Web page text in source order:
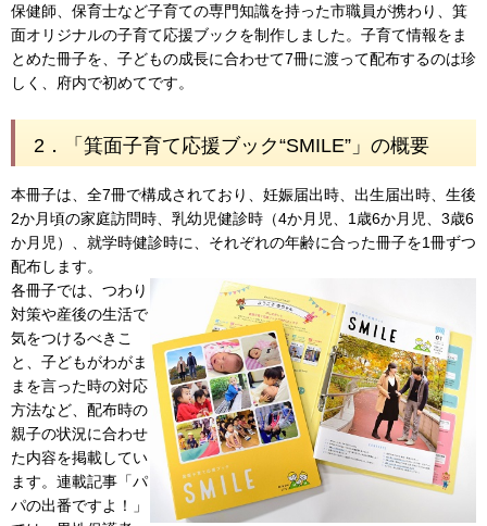
保健師、保育士など子育ての専門知識を持った市職員が携わり、箕
面オリジナルの子育て応援ブックを制作しました。子育て情報をま
とめた冊子を、子どもの成長に合わせて7冊に渡って配布するのは珍
しく、府内で初めてです。
2．「箕面子育て応援ブック“SMILE”」の概要
本冊子は、全7冊で構成されており、妊娠届出時、出生届出時、生後
2か月頃の家庭訪問時、乳幼児健診時（4か月児、1歳6か月児、3歳6
か月児）、就学時健診時に、それぞれの年齢に合った冊子を1冊ずつ
配布します。
各冊子では、つわり
対策や産後の生活で
気をつけるべきこ
と、子どもがわがま
まを言った時の対応
方法など、配布時の
親子の状況に合わせ
た内容を掲載してい
ます。連載記事「パ
パの出番ですよ！」